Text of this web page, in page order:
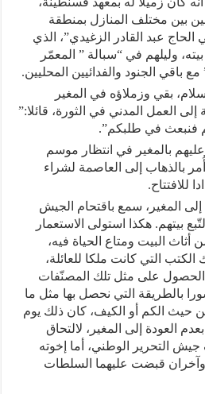
بين مختلف المنازل بمنطقة
الحاج عبد القادر الزغيدي”، الذي
وليلهم في “سبالة ” المعمّر
بقي وزملاؤه في المغير
إلى العمل المدني في الثورة، قائلا:”
فنبعث في طلبكم”.
بالمغير في انتظار موسم
الدراسية 1957م، أُمر بالذهاب إلى العاصمة لشراء
للافتتاح.
إلى المغير، سمع باقتحام الجيش
بيتهم. هكذا استولى الاستعمار
البيت ومتاع الحياة فيه،
التي كانت ملكا للعائلة،
الحصول على مثل تلك المصنّفات
بالطريقة التي نحصل بها مثل ما
حيث الكم أو الكيف، كان ذلك يوم
فنُصح بعدم العودة إلى المغير، لالتحاق
التحرير الوطني، أما إخوته
وآخران قبضت عليهما السلطات